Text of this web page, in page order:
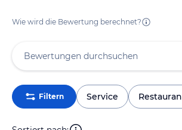
Wie wird die Bewertung berechnet?
Filtern Service